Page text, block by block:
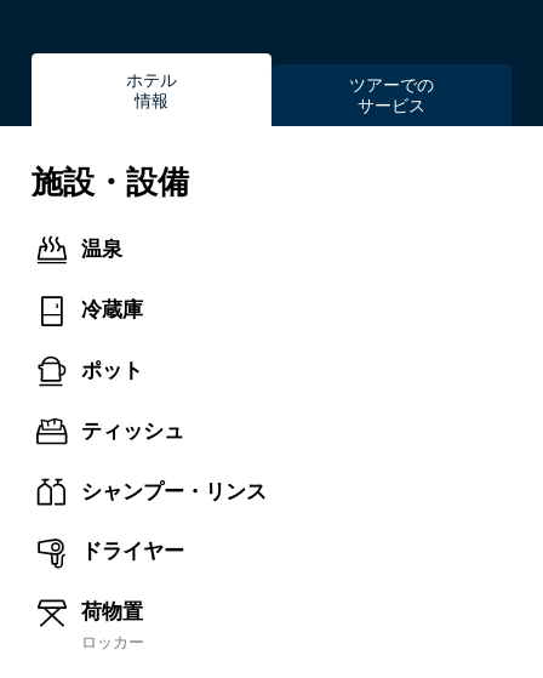
ホテル
情報
ツアーでの
サービス
施設・設備
温泉
冷蔵庫
ポット
ティッシュ
シャンプー・リンス
ドライヤー
荷物置
ロッカー